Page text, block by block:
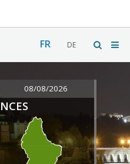
FR DE
08/08/2026